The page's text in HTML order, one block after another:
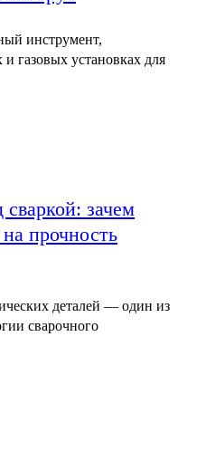
инструмент,
газовых установках для
зачем
прочность
деталей — один из
сварочного